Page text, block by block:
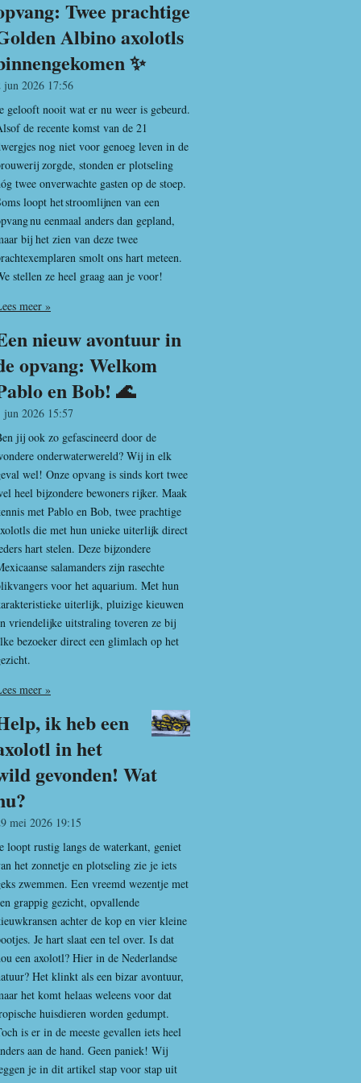
Twee prachtige
Albino axolotls
✨
jun 2026 17:56
gelooft nooit wat er nu weer is gebeurd.
de recente komst van de 21
nog niet voor genoeg leven in de
zorgde, stonden er plotseling
twee onverwachte gasten op de stoep.
loopt het stroomlijnen van een
nu eenmaal anders dan gepland,
bij het zien van deze twee
smolt ons hart meteen.
stellen ze heel graag aan je voor!
meer »
nieuw avontuur in
opvang: Welkom
en Bob! 🌊
jun 2026 15:57
jij ook zo gefascineerd door de
onderwaterwereld? Wij in elk
wel! Onze opvang is sinds kort twee
heel bijzondere bewoners rijker. Maak
met Pablo en Bob, twee prachtige
die met hun unieke uiterlijk direct
hart stelen. Deze bijzondere
salamanders zijn rasechte
voor het aquarium. Met hun
uiterlijk, pluizige kieuwen
vriendelijke uitstraling toveren ze bij
bezoeker direct een glimlach op het
meer »
ik heb een
in het
gevonden! Wat
mei 2026 19:15
loopt rustig langs de waterkant, geniet
het zonnetje en plotseling zie je iets
zwemmen. Een vreemd wezentje met
grappig gezicht, opvallende
achter de kop en vier kleine
Je hart slaat een tel over. Is dat
een axolotl? Hier in de Nederlandse
Het klinkt als een bizar avontuur,
het komt helaas weleens voor dat
huisdieren worden gedumpt.
is er in de meeste gevallen iets heel
aan de hand. Geen paniek! Wij
je in dit artikel stap voor stap uit